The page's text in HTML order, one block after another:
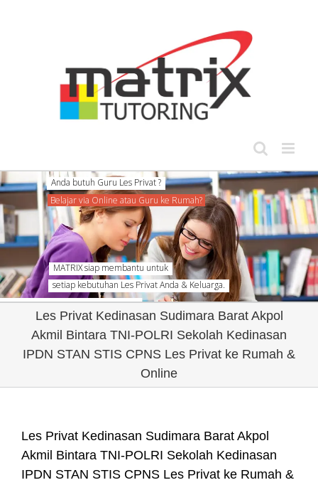
setiap kebutuhan Les Privat Anda & Keluarga.
Les Privat Kedinasan Sudimara Barat Akpol
Akmil Bintara TNI-POLRI Sekolah Kedinasan
IPDN STAN STIS CPNS Les Privat ke Rumah &
Online
Les Privat Kedinasan Sudimara Barat Akpol
Akmil Bintara TNI-POLRI Sekolah Kedinasan
IPDN STAN STIS CPNS Les Privat ke Rumah &